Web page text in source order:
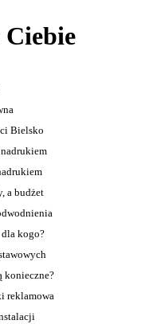
Ciebie
Bielsko
a budżet
kogo?
konieczne?
reklamowa